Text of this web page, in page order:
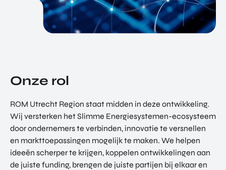
Onze rol
ROM Utrecht Region staat midden in deze ontwikkeling.
Wij versterken het Slimme Energiesystemen-ecosysteem
door ondernemers te verbinden, innovatie te versnellen
en markttoepassingen mogelijk te maken. We helpen
ideeën scherper te krijgen, koppelen ontwikkelingen aan
de juiste funding, brengen de juiste partijen bij elkaar en